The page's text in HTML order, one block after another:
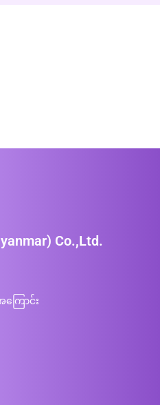
Co.,Ltd.
ကြောင်း